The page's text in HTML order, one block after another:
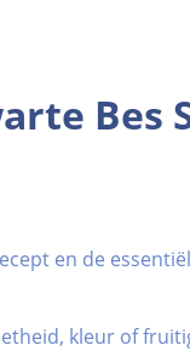
Bes
en de
kleur of